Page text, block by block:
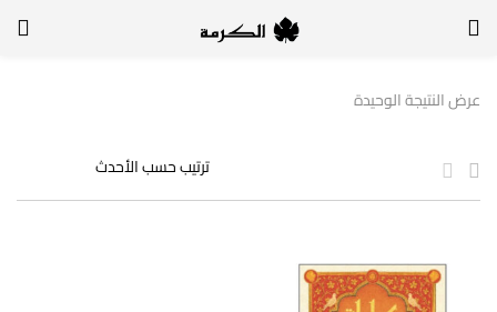
لتسجيل الدخول, أدخل اسم المستخدم وكلمة السر
عرض النتيجة الوحيدة